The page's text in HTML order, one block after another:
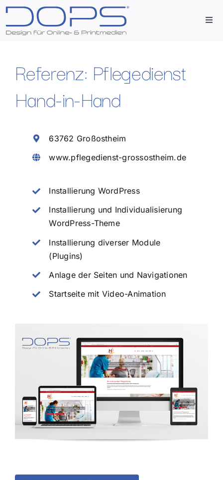
Zum
springen
Referenzen
Kontakt
Referenz: Pflegedienst
Hand-in-Hand
63762 Großostheim
www.pflegedienst-grossostheim.de
Installierung WordPress
Installierung und Individualisierung
WordPress-Theme
Installierung diverser Module
(Plugins)
Anlage der Seiten und Navigationen
Startseite mit Video-Animation